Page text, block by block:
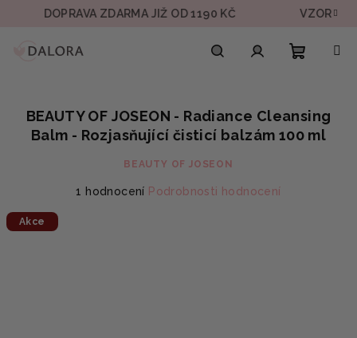
DOPRAVA ZDARMA JIŽ OD 1190 KČ VZOREK V
košík
BEAUTY OF JOSEON - Radiance Cleansing
Balm - Rozjasňující čisticí balzám 100 ml
BEAUTY OF JOSEON
Průměrné
1 hodnocení Podrobnosti hodnocení
Akce